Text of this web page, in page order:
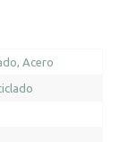
Acero